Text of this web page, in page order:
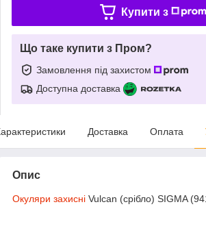
Купити з
Що таке купити з Пром?
Замовлення під захистом
Доступна доставка
Доставка Оплата
Опис
Окуляри захисні Vulcan (срібло) SIGMA